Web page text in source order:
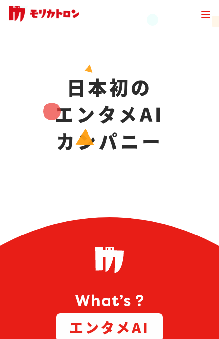
日本初の
エンタメAI
カンパニー
What’s ?
エンタメAI